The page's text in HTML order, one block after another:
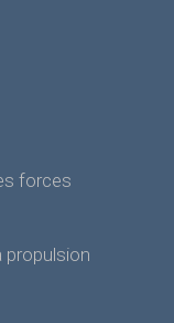
forces
propulsion